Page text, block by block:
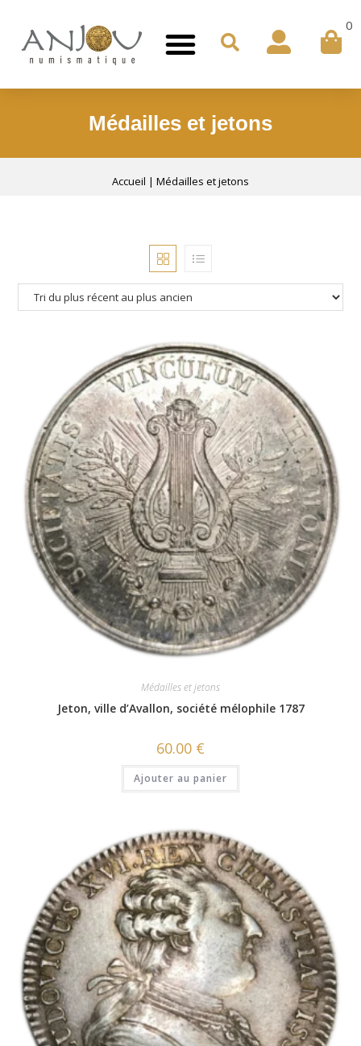
0
Médailles et jetons
Accueil | Médailles et jetons
Médailles et jetons
Jeton, ville d’Avallon, société mélophile 1787
60.00 €
Ajouter au panier